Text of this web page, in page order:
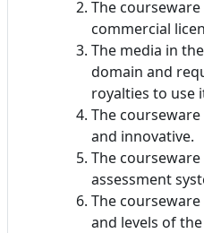
The
commercial
The media in
domain and
royalties to use
The
and innovative.
The
assessment
The
and levels of